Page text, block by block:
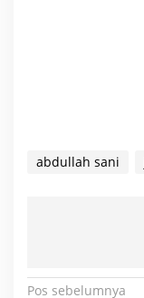
abdullah sani
Pos sebelumnya